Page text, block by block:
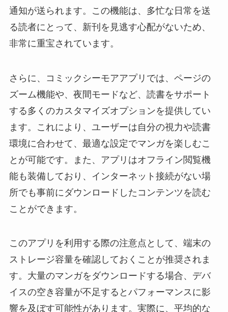
通知が送られます。この機能は、多忙な日常を送
る読者にとって、新刊を見逃す心配がないため、
非常に重宝されています。
さらに、コミックシーモアアプリでは、ページの
ズーム機能や、夜間モードなど、読書をサポート
する多くのカスタマイズオプションを提供してい
ます。これにより、ユーザーは自分の視力や読書
環境に合わせて、最適な設定でマンガを楽しむこ
とが可能です。また、アプリはオフライン閲覧機
能も装備しており、インターネット接続がない場
所でも事前にダウンロードしたコンテンツを読む
ことができます。
このアプリを利用する際の注意点として、端末の
ストレージ容量を確認しておくことが推奨されま
す。大量のマンガをダウンロードする場合、デバ
イスの空き容量が不足するとパフォーマンスに影
響を及ぼす可能性があります。実際に、平均的な